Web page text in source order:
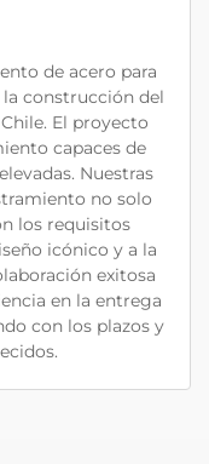
de acero para
construcción del
El proyecto
capaces de
Nuestras
no solo
los requisitos
icónico y a la
exitosa
en la entrega
con los plazos y